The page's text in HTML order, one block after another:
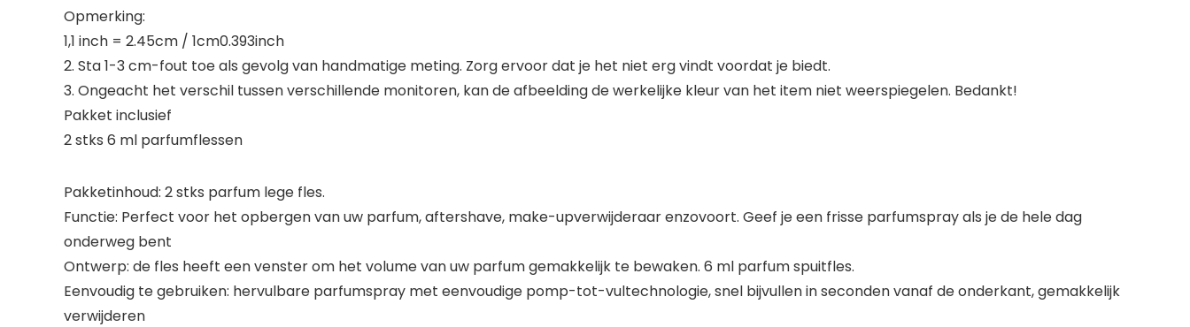
Opmerking:
1,1 inch = 2.45cm / 1cm0.393inch
2. Sta 1-3 cm-fout toe als gevolg van handmatige meting. Zorg ervoor dat je het niet erg vindt voordat je biedt.
3. Ongeacht het verschil tussen verschillende monitoren, kan de afbeelding de werkelijke kleur van het item niet weerspiegelen. Bedankt!
Pakket inclusief
2 stks 6 ml parfumflessen
Pakketinhoud: 2 stks parfum lege fles.
Functie: Perfect voor het opbergen van uw parfum, aftershave, make-upverwijderaar enzovoort. Geef je een frisse parfumspray als je de hele dag
onderweg bent
Ontwerp: de fles heeft een venster om het volume van uw parfum gemakkelijk te bewaken. 6 ml parfum spuitfles.
Eenvoudig te gebruiken: hervulbare parfumspray met eenvoudige pomp-tot-vultechnologie, snel bijvullen in seconden vanaf de onderkant, gemakkelijk
verwijderen